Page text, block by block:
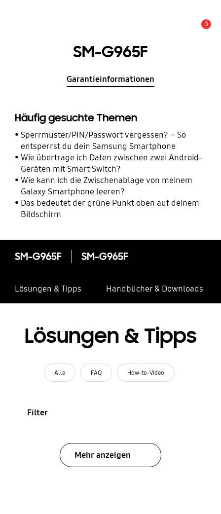
3
SM-G965F
Garantieinformationen
Häufig gesuchte Themen
Sperrmuster/PIN/Passwort vergessen? – So
entsperrst du dein Samsung Smartphone
Wie übertrage ich Daten zwischen zwei Android-
Geräten mit Smart Switch?
Wie kann ich die Zwischenablage von meinem
Galaxy Smartphone leeren?
Das bedeutet der grüne Punkt oben auf deinem
Bildschirm
SM-G965F SM-G965F
Lösungen & Tipps Handbücher & Downloads
Lösungen & Tipps
Alle FAQ How-to-Video
Filter
Mehr anzeigen